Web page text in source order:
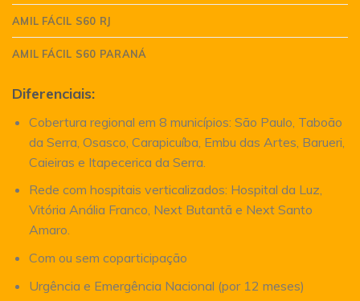
AMIL FÁCIL S60 RJ
AMIL FÁCIL S60 PARANÁ
Diferenciais:
Cobertura regional em 8 municípios: São Paulo, Taboão
da Serra, Osasco, Carapicuíba, Embu das Artes, Barueri,
Caieiras e Itapecerica da Serra.
Rede com hospitais verticalizados: Hospital da Luz,
Vitória Anália Franco, Next Butantã e Next Santo
Amaro.
Com ou sem coparticipação
Urgência e Emergência Nacional (por 12 meses)